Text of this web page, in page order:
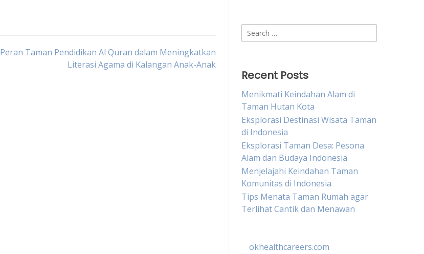
Peran Taman Pendidikan Al Quran dalam Meningkatkan
Literasi Agama di Kalangan Anak-Anak
Search
for:
Recent Posts
Menikmati Keindahan Alam di
Taman Hutan Kota
Eksplorasi Destinasi Wisata Taman
di Indonesia
Eksplorasi Taman Desa: Pesona
Alam dan Budaya Indonesia
Menjelajahi Keindahan Taman
Komunitas di Indonesia
Tips Menata Taman Rumah agar
Terlihat Cantik dan Menawan
okhealthcareers.com